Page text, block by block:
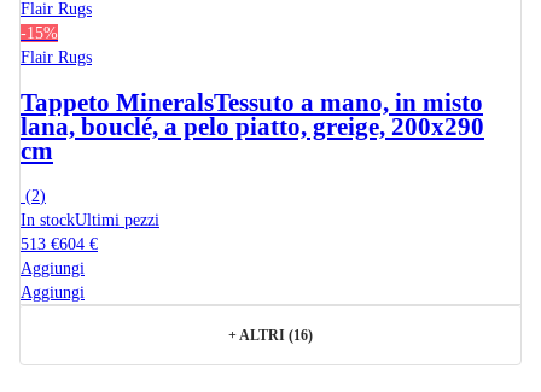
-15%
Flair Rugs
Tappeto MineralsTessuto a mano, in misto
lana, bouclé, a pelo piatto, greige, 200x290
cm
(2)
In stockUltimi pezzi
513 €604 €
Aggiungi
Aggiungi
+ ALTRI (16)